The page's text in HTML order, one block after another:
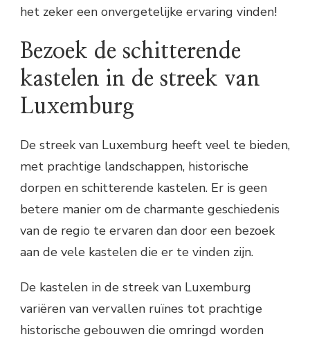
het zeker een onvergetelijke ervaring vinden!
Bezoek de schitterende
kastelen in de streek van
Luxemburg
De streek van Luxemburg heeft veel te bieden,
met prachtige landschappen, historische
dorpen en schitterende kastelen. Er is geen
betere manier om de charmante geschiedenis
van de regio te ervaren dan door een bezoek
aan de vele kastelen die er te vinden zijn.
De kastelen in de streek van Luxemburg
variëren van vervallen ruïnes tot prachtige
historische gebouwen die omringd worden